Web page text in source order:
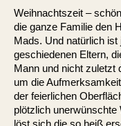
Weihnachtszeit –
die ganze Familie den
Mads. Und natürlich
geschiedenen Eltern,
Mann und nicht zuletzt
um die
der feierlichen
plötzlich unerwünschte
löst sich die so heiß